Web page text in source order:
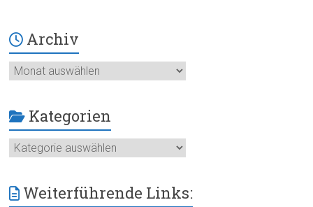
Archiv
Archiv
Kategorien
Kategorien
Weiterführende Links: